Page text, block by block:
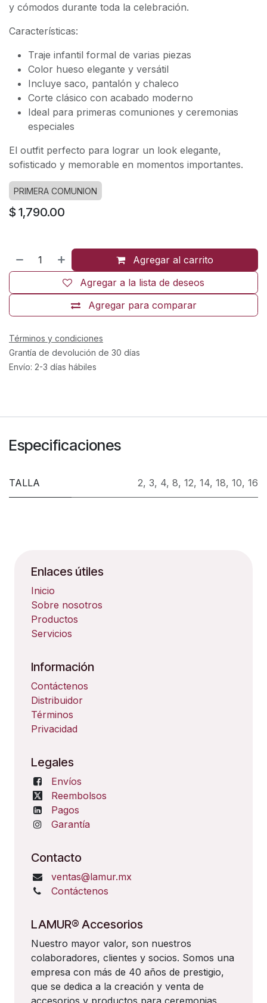
y cómodos durante toda la celebración.
Características:
Traje infantil formal de varias piezas
Color hueso elegante y versátil
Incluye saco, pantalón y chaleco
Corte clásico con acabado moderno
Ideal para primeras comuniones y ceremonias
especiales
El outfit perfecto para lograr un look elegante,
sofisticado y memorable en momentos importantes.
PRIMERA COMUNION
$ 1,790.00
Agregar al carrito
Agregar para comparar
Agregar a la lista de deseos
Términos y condiciones
Grantía de devolución de 30 días
Envío: 2-3 días hábiles
Especificaciones
TALLA 2, 3, 4, 8, 12, 14, 18, 10, 16
Enlaces útiles
Inicio
Sobre nosotros
Productos
Servicios
Información
Contáctenos
Distribuidor
Términos
Privacidad
Legales
Envíos
Reembolsos
Pagos
Garantía
Contacto
ventas@lamur.mx
Contáctenos
LAMUR® Accesorios
Nuestro mayor valor, son nuestros
colaboradores, clientes y socios. Somos una
empresa con más de 40 años de prestigio,
que se dedica a la creación y venta de